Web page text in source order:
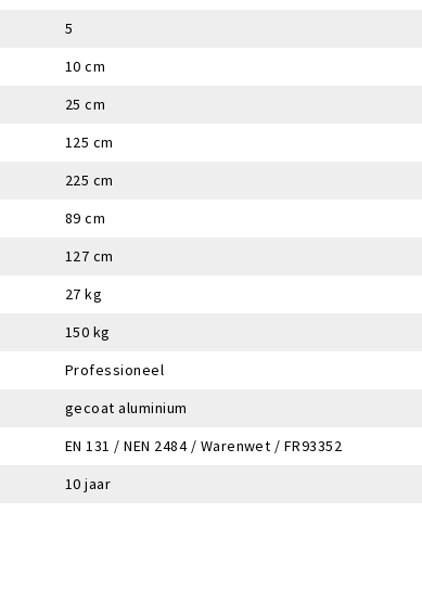
5
10 cm
25 cm
125 cm
225 cm
89 cm
127 cm
27 kg
150 kg
Professioneel
gecoat aluminium
EN 131 / NEN 2484 / Warenwet / FR93352
10 jaar